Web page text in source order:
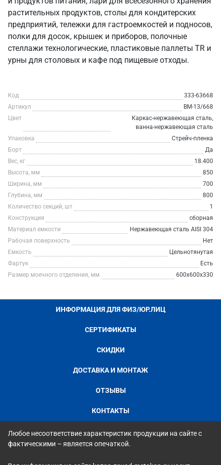
растительных продуктов, столы для кондитерских
предприятий, тележки для гастроемкостей и подносов,
полки для досок, крышек и приборов, полочные
стеллажи технологические, пластиковые паллеты TR и
урны для столовых и кафе под пищевые отходы.
Код
333-63668
Артикул
ВМ-13/668
Цвет
Каркас-нержавеющая сталь,
ванна-нержавеющая сталь
Упаковка
Стрейч-пленка
Борт
Да
Вес, кг
18.400
Высота, мм
850
Ширина, мм
700
Глубина, мм
800
Количество секций, шт
1
Конструкция
сборная
Материал емкости
Нержавеющая сталь AISI 304
Рабочая поверхность
Нет
Емкость
Цельнотянутая
Фартук
Есть
Размер моечного отделения, мм
600х600х330
ИНФОРМАЦИЯ ДЛЯ ФИЗ/ЮР.ЛИЦ
СЕРТИФИКАТЫ
СКИДКИ
ДОСТАВКА И МОНТАЖ
ОТЗЫВЫ
КОНТАКТЫ
Любое несоответствие характеристик продукции на сайте с
фактическими – является опечаткой.